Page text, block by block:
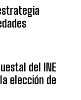
del INE
elección de